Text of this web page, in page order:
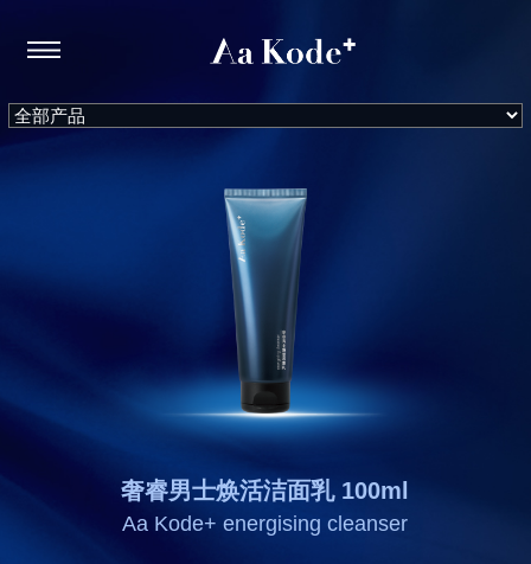
奢睿男士焕活洁面乳 100ml
Aa Kode+ energising cleanser